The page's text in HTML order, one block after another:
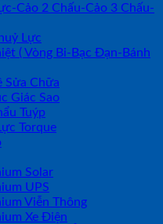
Cảo 2 Chấu-Cảo 3 Chấu-
Lực
( Vòng Bi-Bạc Đạn-Bánh
Sửa Chữa
Giác Sao
Tuýp
Torque
Solar
UPS
Viễn Thông
Xe Điện